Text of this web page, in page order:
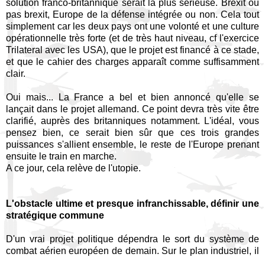
solution franco-britannique serait la plus sérieuse. Brexit ou
pas brexit, Europe de la défense intégrée ou non. Cela tout
simplement car les deux pays ont une volonté et une culture
opérationnelle très forte (et de très haut niveau, cf l'exercice
Trilateral avec les USA), que le projet est financé à ce stade,
et que le cahier des charges apparaît comme suffisamment
clair.
Oui mais... La France a bel et bien annoncé qu'elle se
lançait dans le projet allemand. Ce point devra très vite être
clarifié, auprès des britanniques notamment. L'idéal, vous
pensez bien, ce serait bien sûr que ces trois grandes
puissances s'allient ensemble, le reste de l'Europe prenant
ensuite le train en marche.
A ce jour, cela relève de l'utopie.
L'obstacle ultime et presque infranchissable, définir une
stratégique commune
D'un vrai projet politique dépendra le sort du système de
combat aérien européen de demain. Sur le plan industriel, il